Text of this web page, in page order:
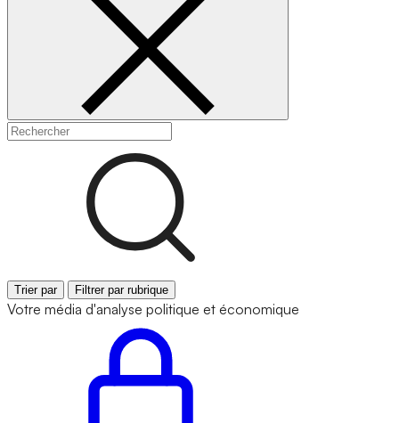
Trier par Filtrer par rubrique
Votre média d'analyse politique et économique